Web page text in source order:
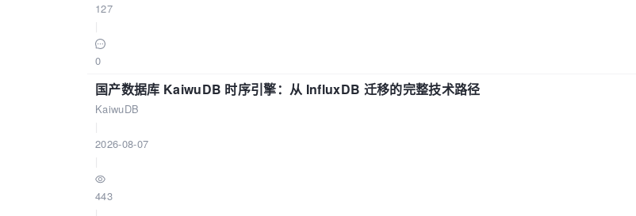
127
0
国产数据库 KaiwuDB 时序引擎：从 InfluxDB 迁移的完整技术路径
KaiwuDB
2026-08-07
443